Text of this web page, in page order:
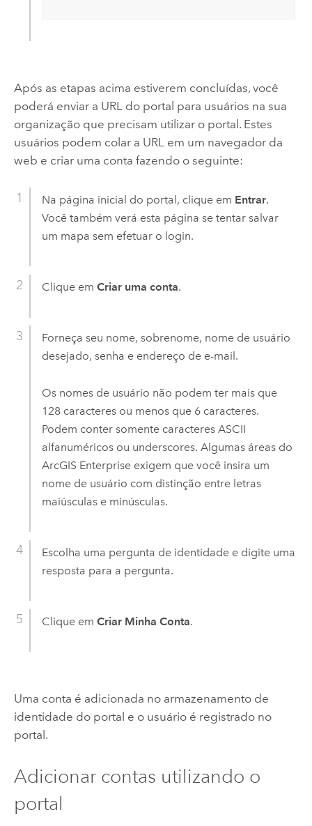
Após as etapas acima estiverem concluídas, você
poderá enviar a URL do portal para usuários na sua
organização que precisam utilizar o portal. Estes
usuários podem colar a URL em um navegador da
web e criar uma conta fazendo o seguinte:
Na página inicial do portal, clique em Entrar.
Você também verá esta página se tentar salvar
um mapa sem efetuar o login.
Clique em Criar uma conta.
Forneça seu nome, sobrenome, nome de usuário
desejado, senha e endereço de e-mail.
Os nomes de usuário não podem ter mais que
128 caracteres ou menos que 6 caracteres.
Podem conter somente caracteres ASCII
alfanuméricos ou underscores. Algumas áreas do
ArcGIS Enterpriseexigem que você insira um
nome de usuário com distinção entre letras
maiúsculas e minúsculas.
Escolha uma pergunta de identidade e digite uma
resposta para a pergunta.
Clique em Criar Minha Conta.
Uma conta é adicionada no armazenamento de
identidade do portal e o usuário é registrado no
portal.
Adicionar contas utilizando o
portal